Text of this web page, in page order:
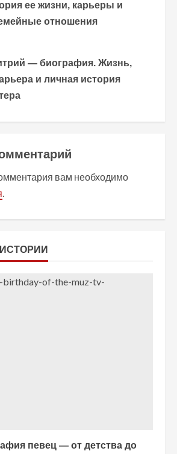
ее жизни, карьеры и
отношения
— биография. Жизнь,
и личная история
вам необходимо
.
певец — от детства до